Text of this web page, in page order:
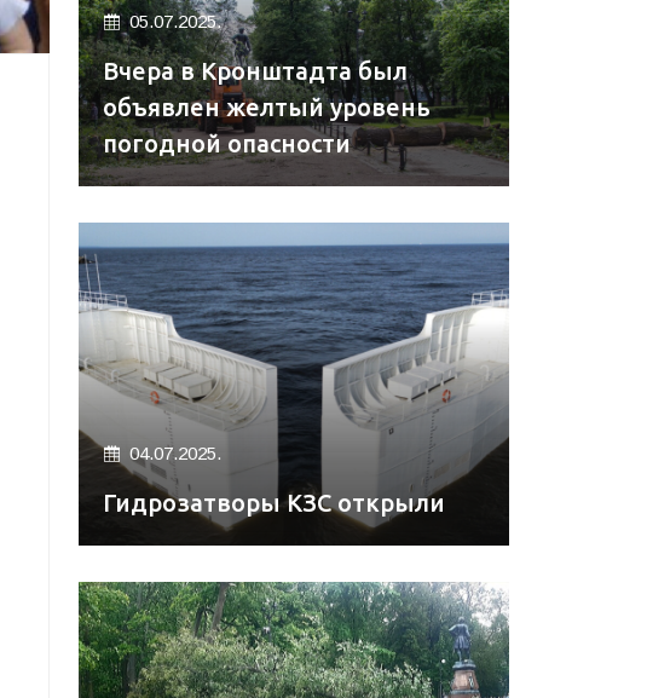
05.07.2025.
Вчера в Кронштадта был
объявлен желтый уровень
погодной опасности
04.07.2025.
Гидрозатворы КЗС открыли